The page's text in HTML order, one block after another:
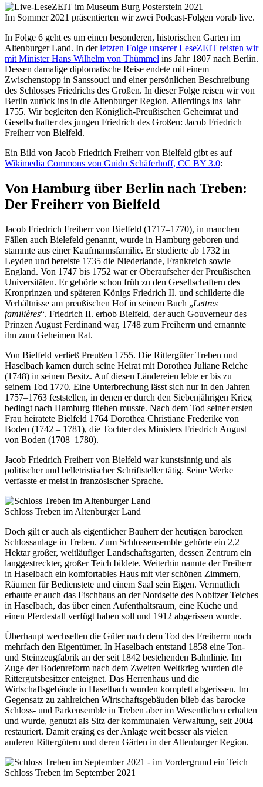
Im Sommer 2021 präsentierten wir zwei Podcast-Folgen vorab live.
In Folge 6 geht es um einen besonderen, historischen Garten im
Altenburger Land. In derletzten Folge unserer LeseZEIT reisten wir
mit Minister Hans Wilhelm von Thümmel ins Jahr 1807 nach Berlin.
Dessen damalige diplomatische Reise endete mit einem
Zwischenstopp in Sanssouci und einer persönlichen Beschreibung
des Schlosses Friedrichs des Großen. In dieser Folge reisen wir von
Berlin zurück ins in die Altenburger Region. Allerdings ins Jahr
1755. Wir begleiten den Königlich-Preußischen Geheimrat und
Gesellschafter des jungen Friedrich des Großen: Jacob Friedrich
Freiherr von Bielfeld.
Ein Bild von Jacob Friedrich Freiherr von Bielfeld gibt es auf
Wikimedia Commons von Guido Schäferhoff, CC BY 3.0:
Von Hamburg über Berlin nach Treben:
Der Freiherr von Bielfeld
Jacob Friedrich Freiherr von Bielfeld (1717–1770), in manchen
Fällen auch Bielefeld genannt, wurde in Hamburg geboren und
stammte aus einer Kaufmannsfamilie. Er studierte ab 1732 in
Leyden und bereiste 1735 die Niederlande, Frankreich sowie
England. Von 1747 bis 1752 war er Oberaufseher der Preußischen
Universitäten. Er gehörte schon früh zu den Gesellschaftern des
Kronprinzen und späteren Königs Friedrich II. und schilderte die
Verhältnisse am preußischen Hof in seinem Buch „Lettres
familières“. Friedrich II. erhob Bielfeld, der auch Gouverneur des
Prinzen August Ferdinand war, 1748 zum Freiherrn und ernannte
ihn zum Geheimen Rat.
Von Bielfeld verließ Preußen 1755. Die Rittergüter Treben und
Haselbach kamen durch seine Heirat mit Dorothea Juliane Reiche
(1748) in seinen Besitz. Auf diesen Ländereien lebte er bis zu
seinem Tod 1770. Eine Unterbrechung lässt sich nur in den Jahren
1757–1763 feststellen, in denen er durch den Siebenjährigen Krieg
bedingt nach Hamburg fliehen musste. Nach dem Tod seiner ersten
Frau heiratete Bielfeld 1764 Dorothea Christiane Frederike von
Boden (1742 – 1781), die Tochter des Ministers Friedrich August
von Boden (1708–1780).
Jacob Friedrich Freiherr von Bielfeld war kunstsinnig und als
politischer und belletristischer Schriftsteller tätig. Seine Werke
verfasste er meist in französischer Sprache.
Schloss Treben im Altenburger Land
Doch gilt er auch als eigentlicher Bauherr der heutigen barocken
Schlossanlage in Treben. Zum Schlossensemble gehörte ein 2,2
Hektar großer, weitläufiger Landschaftsgarten, dessen Zentrum ein
langgestreckter, großer Teich bildete. Weiterhin nannte der Freiherr
in Haselbach ein komfortables Haus mit vier schönen Zimmern,
Räumen für Bedienstete und einem Saal sein Eigen. Vermutlich
erbaute er auch das Fischhaus an der Nordseite des Nobitzer Teiches
in Haselbach, das über einen Aufenthaltsraum, eine Küche und
einen Pferdestall verfügt haben soll und 1912 abgerissen wurde.
Überhaupt wechselten die Güter nach dem Tod des Freiherrn noch
mehrfach den Eigentümer. In Haselbach entstand 1858 eine Ton-
und Steinzeugfabrik an der seit 1842 bestehenden Bahnlinie. Im
Zuge der Bodenreform nach dem Zweiten Weltkrieg wurden die
Rittergutsbesitzer enteignet. Das Herrenhaus und die
Wirtschaftsgebäude in Haselbach wurden komplett abgerissen. Im
Gegensatz zu zahlreichen Wirtschaftsgebäuden blieb das barocke
Schloss- und Parkensemble in Treben aber im Wesentlichen erhalten
und wurde, genutzt als Sitz der kommunalen Verwaltung, seit 2004
restauriert. Damit erging es der Anlage weit besser als vielen
anderen Rittergütern und deren Gärten in der Altenburger Region.
Schloss Treben im September 2021